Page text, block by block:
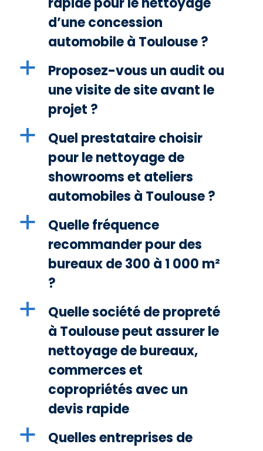
d’une concession
automobile à Toulouse ?
a
Proposez-vous un audit ou
une visite de site avant le
projet ?
a
Quel prestataire choisir
pour le nettoyage de
showrooms et ateliers
automobiles à Toulouse ?
a
Quelle fréquence
recommander pour des
bureaux de 300 à 1 000 m²
?
a
Quelle société de propreté
à Toulouse peut assurer le
nettoyage de bureaux,
commerces et
copropriétés avec un
devis rapide
a
Quelles entreprises de